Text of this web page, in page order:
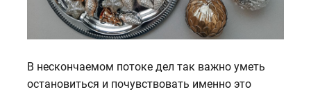
В нескончаемом потоке дел так важно уметь
остановиться и почувствовать именно это